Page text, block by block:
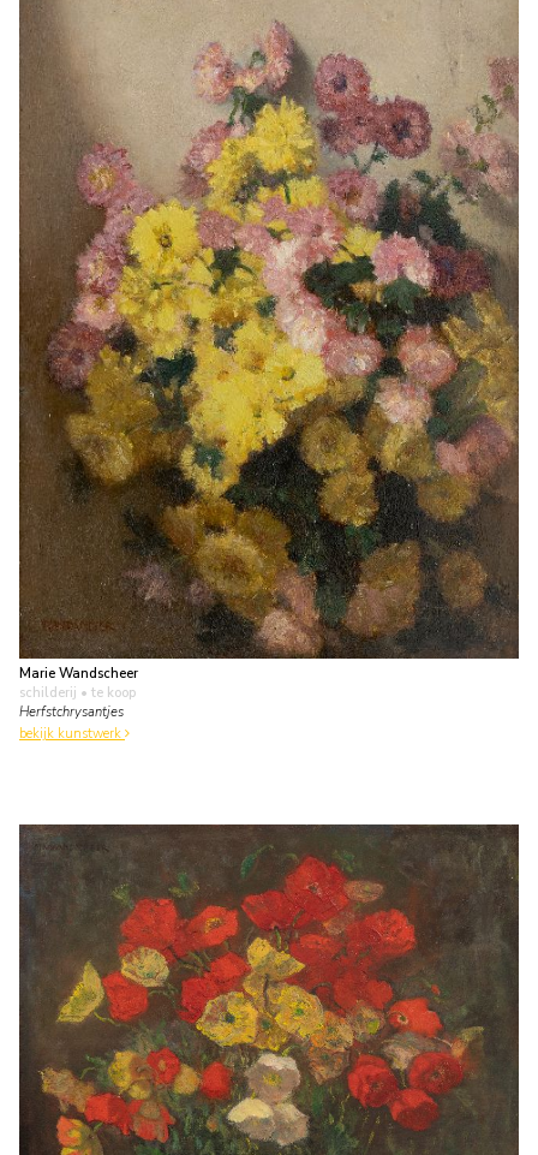
Marie Wandscheer
schilderij • te koop
Herfstchrysantjes
bekijk kunstwerk